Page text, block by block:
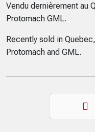
Vendu dernièrement au
Protomach GML.
Recently sold in
Protomach and GML.